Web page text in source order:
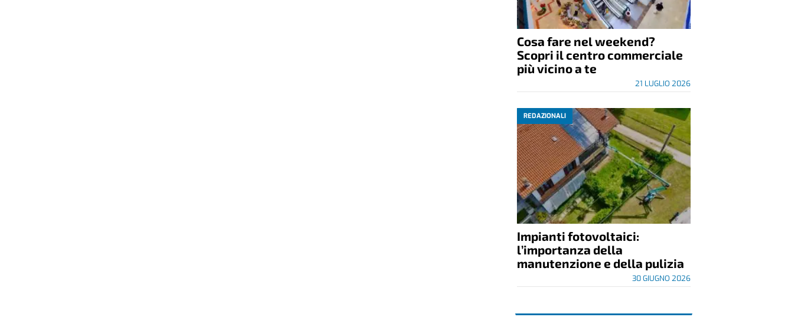
Cosa fare nel weekend?
Scopri il centro commerciale
più vicino a te
21 LUGLIO 2026
REDAZIONALI
Impianti fotovoltaici:
l’importanza della
manutenzione e della pulizia
30 GIUGNO 2026